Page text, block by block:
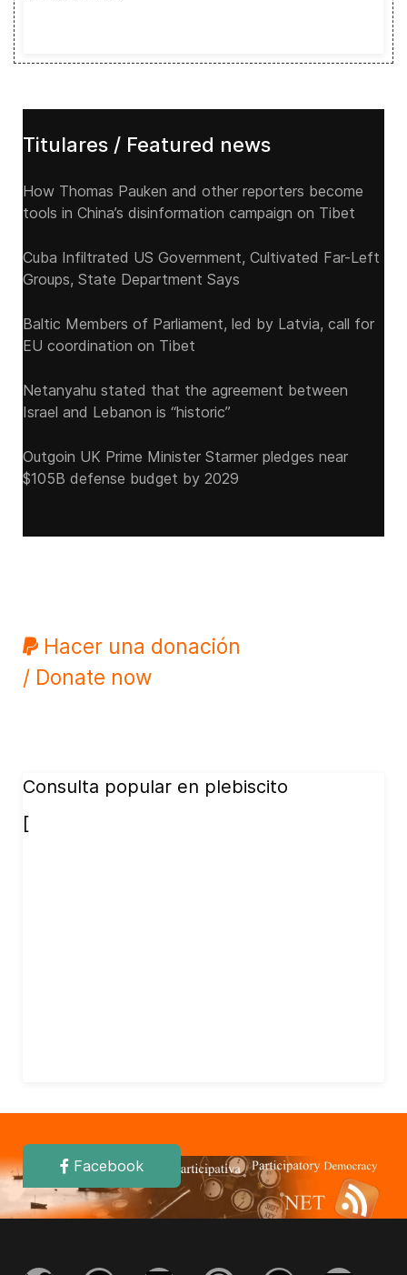
Titulares / Featured news
How Thomas Pauken and other reporters become
tools in China’s disinformation campaign on Tibet
Cuba Infiltrated US Government, Cultivated Far-Left
Groups, State Department Says
Baltic Members of Parliament, led by Latvia, call for
EU coordination on Tibet
Netanyahu stated that the agreement between
Israel and Lebanon is “historic”
Outgoin UK Prime Minister Starmer pledges near
$105B defense budget by 2029
Hacer una donación
/ Donate now
Consulta popular en plebiscito
[
Facebook